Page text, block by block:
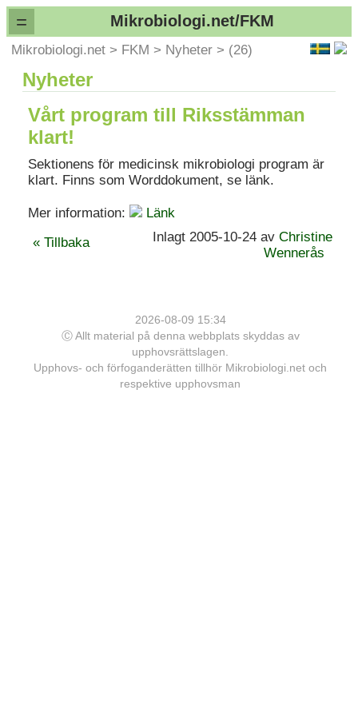
= Mikrobiologi.net/FKM
Mikrobiologi.net > FKM > Nyheter > (26)
Nyheter
Vårt program till Riksstämman
klart!
Sektionens för medicinsk mikrobiologi program är
klart. Finns som Worddokument, se länk.
Mer information:
Länk
« Tillbaka
Inlagt 2005-10-24 av Christine
Wennerås
2026-08-09 15:34
Ⓒ Allt material på denna webbplats skyddas av
upphovsrättslagen.
Upphovs- och förfoganderätten tillhör Mikrobiologi.net och
respektive upphovsman